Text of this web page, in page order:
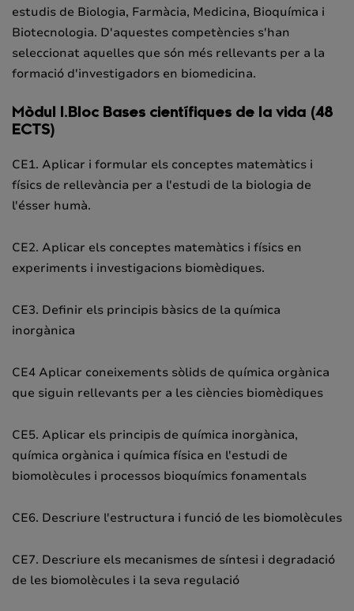
estudis de Biologia, Farmàcia, Medicina, Bioquímica i
Biotecnologia. D'aquestes competències s'han
seleccionat aquelles que són més rellevants per a la
formació d'investigadors en biomedicina.
Mòdul I.Bloc Bases científiques de la vida (48
ECTS)
CE1. Aplicar i formular els conceptes matemàtics i
físics de rellevància per a l'estudi de la biologia de
l'ésser humà.
CE2. Aplicar els conceptes matemàtics i físics en
experiments i investigacions biomèdiques.
CE3. Definir els principis bàsics de la química
inorgànica
CE4 Aplicar coneixements sòlids de química orgànica
que siguin rellevants per a les ciències biomèdiques
CE5. Aplicar els principis de química inorgànica,
química orgànica i química física en l'estudi de
biomolècules i processos bioquímics fonamentals
CE6. Descriure l'estructura i funció de les biomolècules
CE7. Descriure els mecanismes de síntesi i degradació
de les biomolècules i la seva regulació